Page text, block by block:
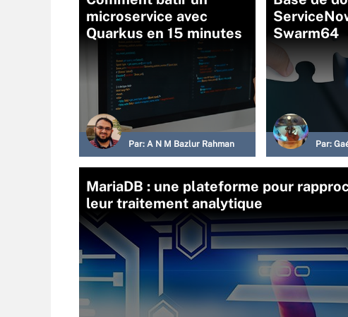
microservice avec
Quarkus en 15 minutes
Par: A N M Bazlur Rahman
Swarm64
Par:
MariaDB : une plateforme pour
leur traitement analytique